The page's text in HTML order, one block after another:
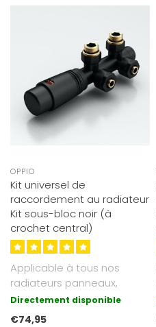
OPPIO
Kit universel de
raccordement au radiateur
Kit sous-bloc noir (à
crochet central)
Applicable à tous nos
radiateurs panneaux,
radiateurs verticaux et
radiateurs s..
Directement disponible
€74,95